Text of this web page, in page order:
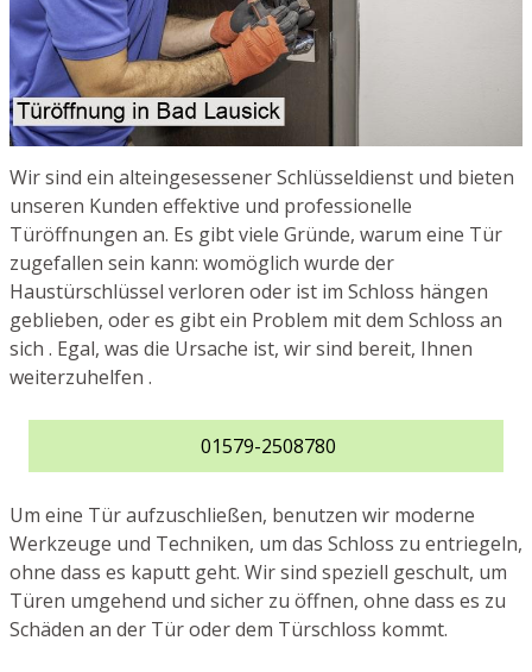
Wir sind ein alteingesessener Schlüsseldienst und bieten
unseren Kunden effektive und professionelle
Türöffnungen an. Es gibt viele Gründe, warum eine Tür
zugefallen sein kann: womöglich wurde der
Haustürschlüssel verloren oder ist im Schloss hängen
geblieben, oder es gibt ein Problem mit dem Schloss an
sich . Egal, was die Ursache ist, wir sind bereit, Ihnen
weiterzuhelfen .
01579-2508780
Um eine Tür aufzuschließen, benutzen wir moderne
Werkzeuge und Techniken, um das Schloss zu entriegeln,
ohne dass es kaputt geht. Wir sind speziell geschult, um
Türen umgehend und sicher zu öffnen, ohne dass es zu
Schäden an der Tür oder dem Türschloss kommt.